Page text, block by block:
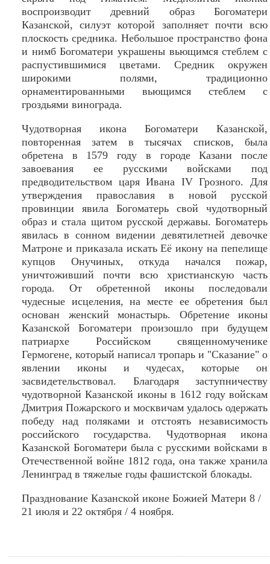
воспроизводит древний образ Богоматери
Казанской, силуэт которой заполняет почти всю
плоскость средника. Небольшое пространство фона
и нимб Богоматери украшены вьющимся стеблем с
распустившимися цветами. Средник окружен
широкими полями, традиционно
орнаментированными вьющимся стеблем с
гроздьями винограда.
Чудотворная икона Богоматери Казанской,
повторенная затем в тысячах списков, была
обретена в 1579 году в городе Казани после
завоевания ее русскими войсками под
предводительством царя Ивана IV Грозного. Для
утверждения православия в новой русской
провинции явила Богоматерь свой чудотворный
образ и стала щитом русской державы. Богоматерь
явилась в сонном видении девятилетней девочке
Матроне и приказала искать Её икону на пепелище
купцов Онучиных, откуда начался пожар,
уничтоживший почти всю христианскую часть
города. От обретенной иконы последовали
чудесные исцеления, на месте ее обретения был
основан женский монастырь. Обретение иконы
Казанской Богоматери произошло при будущем
патриархе Российском священномученике
Гермогене, который написал тропарь и "Сказание" о
явлении иконы и чудесах, которые он
засвидетельствовал. Благодаря заступничеству
чудотворной Казанской иконы в 1612 году войскам
Дмитрия Пожарского и москвичам удалось одержать
победу над поляками и отстоять независимость
российского государства. Чудотворная икона
Казанской Богоматери была с русскими войсками в
Отечественной войне 1812 года, она также хранила
Ленинград в тяжелые годы фашистской блокады.
Празднование Казанской иконе Божией Матери 8 /
21 июля и 22 октября / 4 ноября.